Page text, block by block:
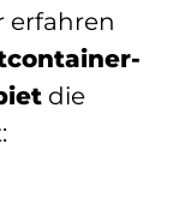
erfahren
die